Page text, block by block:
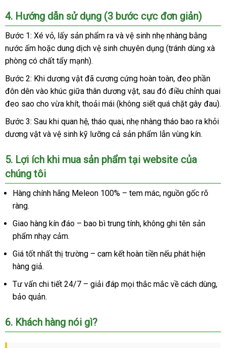
4. Hướng dẫn sử dụng (3 bước cực đơn giản)
Bước 1: Xé vỏ, lấy sản phẩm ra và vệ sinh nhẹ nhàng bằng
nước ấm hoặc dung dịch vệ sinh chuyên dụng (tránh dùng xà
phòng có chất tẩy mạnh).
Bước 2: Khi dương vật đã cương cứng hoàn toàn, đeo phần
đôn dên vào khúc giữa thân dương vật, sau đó điều chỉnh quai
đeo sao cho vừa khít, thoải mái (không siết quá chặt gây đau).
Bước 3: Sau khi quan hệ, tháo quai, nhẹ nhàng tháo bao ra khỏi
dương vật và vệ sinh kỹ lưỡng cả sản phẩm lẫn vùng kín.
5. Lợi ích khi mua sản phẩm tại website của
chúng tôi
Hàng chính hãng Meleon 100% – tem mác, nguồn gốc rõ
ràng.
Giao hàng kín đáo – bao bì trung tính, không ghi tên sản
phẩm nhạy cảm.
Giá tốt nhất thị trường – cam kết hoàn tiền nếu phát hiện
hàng giả.
Tư vấn chi tiết 24/7 – giải đáp mọi thắc mắc về cách dùng,
bảo quản.
6. Khách hàng nói gì?